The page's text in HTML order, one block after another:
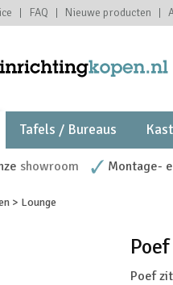
FAQ Nieuwe producten
Tafels / Bureaus
showroom Montage-
> Lounge
Poef